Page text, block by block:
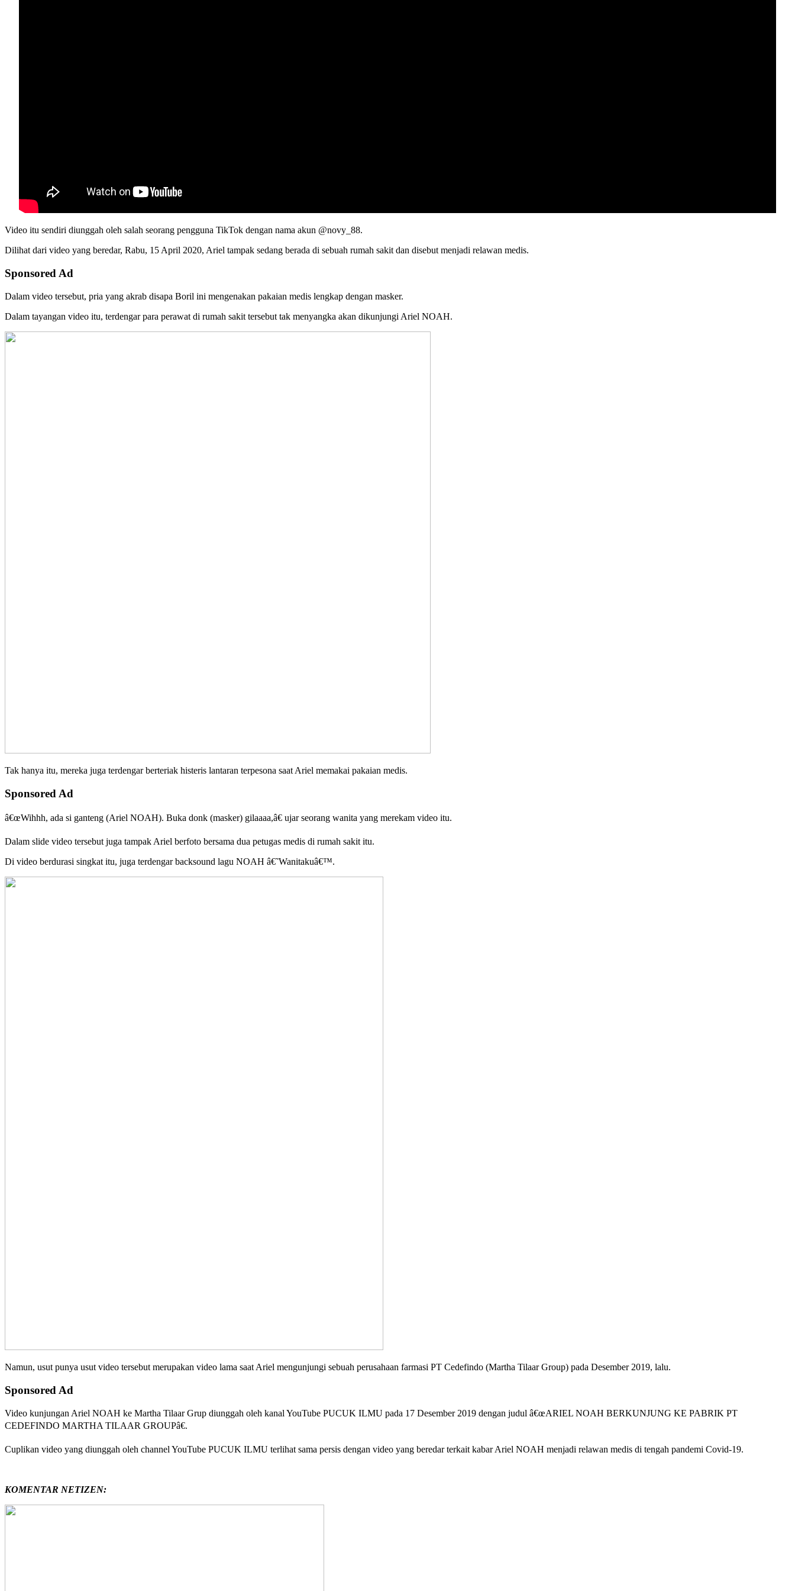
Video itu sendiri diunggah oleh salah seorang pengguna TikTok dengan nama akun @novy_88.
Dilihat dari video yang beredar, Rabu, 15 April 2020, Ariel tampak sedang berada di sebuah rumah sakit dan disebut menjadi relawan medis.
Sponsored Ad
Dalam video tersebut, pria yang akrab disapa Boril ini mengenakan pakaian medis lengkap dengan masker.
Dalam tayangan video itu, terdengar para perawat di rumah sakit tersebut tak menyangka akan dikunjungi Ariel NOAH.
Tak hanya itu, mereka juga terdengar berteriak histeris lantaran terpesona saat Ariel memakai pakaian medis.
Sponsored Ad
â€œWihhh, ada si ganteng (Ariel NOAH). Buka donk (masker) gilaaaa,â€ ujar seorang wanita yang merekam video itu.
Dalam slide video tersebut juga tampak Ariel berfoto bersama dua petugas medis di rumah sakit itu.
Di video berdurasi singkat itu, juga terdengar backsound lagu NOAH â€˜Wanitakuâ€™.
Namun, usut punya usut video tersebut merupakan video lama saat Ariel mengunjungi sebuah perusahaan farmasi PT Cedefindo (Martha Tilaar Group) pada Desember 2019, lalu.
Sponsored Ad
Video kunjungan Ariel NOAH ke Martha Tilaar Grup diunggah oleh kanal YouTube PUCUK ILMU pada 17 Desember 2019 dengan judul â€œARIEL NOAH BERKUNJUNG KE PABRIK PT
CEDEFINDO MARTHA TILAAR GROUPâ€.
Cuplikan video yang diunggah oleh channel YouTube PUCUK ILMU terlihat sama persis dengan video yang beredar terkait kabar Ariel NOAH menjadi relawan medis di tengah pandemi Covid-19.
KOMENTAR NETIZEN: